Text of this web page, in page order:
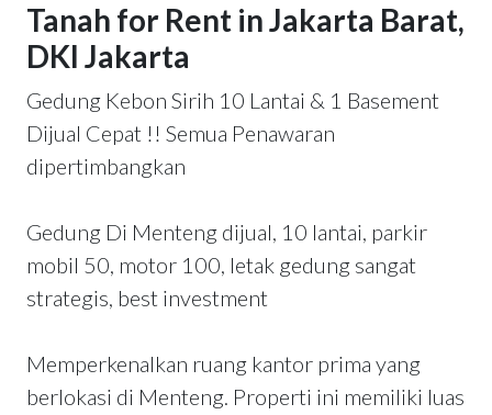
Tanah for Rent in Jakarta Barat,
DKI Jakarta
Gedung Kebon Sirih 10 Lantai & 1 Basement
Dijual Cepat !! Semua Penawaran
dipertimbangkan
Gedung Di Menteng dijual, 10 lantai, parkir
mobil 50, motor 100, letak gedung sangat
strategis, best investment
Memperkenalkan ruang kantor prima yang
berlokasi di Menteng. Properti ini memiliki luas